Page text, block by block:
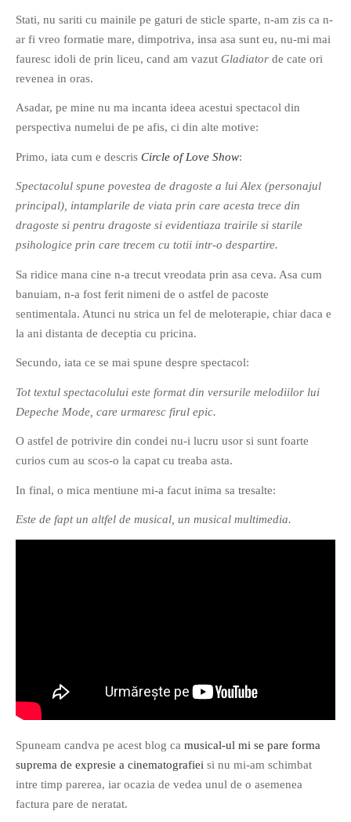
If you like movies, words and
mind games, then this is the
book for you. Take the
challenge of creating your
own acrostics and describing
famous movies by using the
RASFOIESTE
PAGINI
Ce fac?
Victor Sosea – Designer
PRIETENI DIN AFARA BRESLEI
GloryBox.ro
Vreau-schimbare.ro
Stati, nu sariti cu mainile pe gaturi de sticle sparte, n-am zis ca n-
ar fi vreo formatie mare, dimpotriva, insa asa sunt eu, nu-mi mai
fauresc idoli de prin liceu, cand am vazut Gladiator de cate ori
revenea in oras.
Asadar, pe mine nu ma incanta ideea acestui spectacol din
perspectiva numelui de pe afis, ci din alte motive:
Primo, iata cum e descris Circle of Love Show:
Spectacolul spune povestea de dragoste a lui Alex (personajul
principal), intamplarile de viata prin care acesta trece din
dragoste si pentru dragoste si evidentiaza trairile si starile
psihologice prin care trecem cu totii intr-o despartire.
Sa ridice mana cine n-a trecut vreodata prin asa ceva. Asa cum
banuiam, n-a fost ferit nimeni de o astfel de pacoste
sentimentala. Atunci nu strica un fel de meloterapie, chiar daca e
la ani distanta de deceptia cu pricina.
Secundo, iata ce se mai spune despre spectacol:
Tot textul spectacolului este format din versurile melodiilor lui
Depeche Mode, care urmaresc firul epic.
O astfel de potrivire din condei nu-i lucru usor si sunt foarte
curios cum au scos-o la capat cu treaba asta.
In final, o mica mentiune mi-a facut inima sa tresalte:
Este de fapt un altfel de musical, un musical multimedia.
Spuneam candva pe acest blog ca musical-ul mi se pare forma
suprema de expresie a cinematografiei si nu mi-am schimbat
intre timp parerea, iar ocazia de vedea unul de o asemenea
factura pare de neratat.